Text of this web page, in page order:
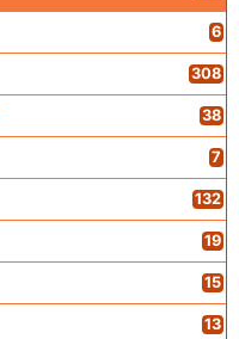
6
308
38
7
132
19
15
13